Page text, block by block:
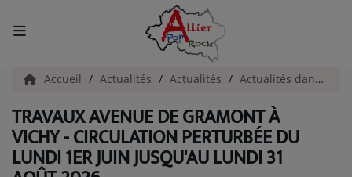
ACCUEIL
Actualités
INFOS - ALLIER
Accueil Actualités Actualités Actualités dans l'Allier
TRAVAUX AVENUE DE GRAMONT À
VICHY - CIRCULATION PERTURBÉE DU
LUNDI 1ER JUIN JUSQU'AU LUNDI 31